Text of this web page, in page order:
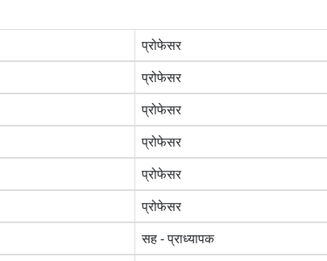
प्रोफेसर
प्रोफेसर
प्रोफेसर
प्रोफेसर
प्रोफेसर
प्रोफेसर
सह - प्राध्यापक